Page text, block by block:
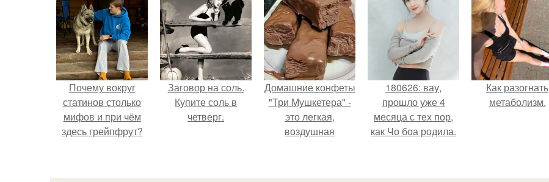
Почему вокруг
статинов столько
мифов и при чём
здесь грейпфрут?
Заговор на соль.
Купите соль в
четверг.
Домашние конфеты
"Три Мушкетера" -
это легкая,
воздушная
молочным
180626: вау,
прошло уже 4
месяца с тех пор,
как Чо боа родила.
Как разогнать
метаболизм.